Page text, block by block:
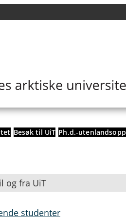
Besøk til UiT Ph.d.-
og fra UiT
studenter